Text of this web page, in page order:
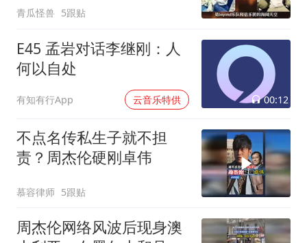
青瓜怪兽 5跟贴
E45 孟岩对话李继刚：人
何以自处
有知有行App 云音乐特供 00:12
不点名传私生子就不担
责？周杰伦硬刚卓伟
慕容律师 5跟贴
周杰伦网络风波后现身澳